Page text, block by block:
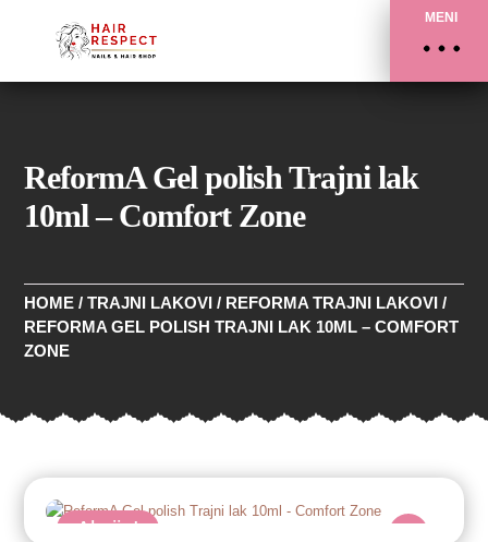
MENI
ReformA Gel polish Trajni lak
10ml – Comfort Zone
HOME /TRAJNI LAKOVI / REFORMA TRAJNI LAKOVI /
REFORMA GEL POLISH TRAJNI LAK 10ML – COMFORT
ZONE
Akcija!